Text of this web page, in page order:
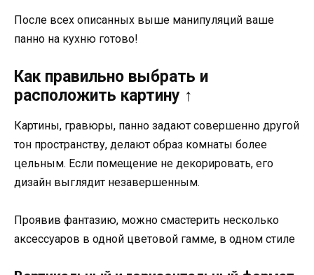
После всех описанных выше манипуляций ваше
панно на кухню готово!
Как правильно выбрать и
расположить картину ↑
Картины, гравюры, панно задают совершенно другой
тон пространству, делают образ комнаты более
цельным. Если помещение не декорировать, его
дизайн выглядит незавершенным.
Проявив фантазию, можно смастерить несколько
аксессуаров в одной цветовой гамме, в одном стиле